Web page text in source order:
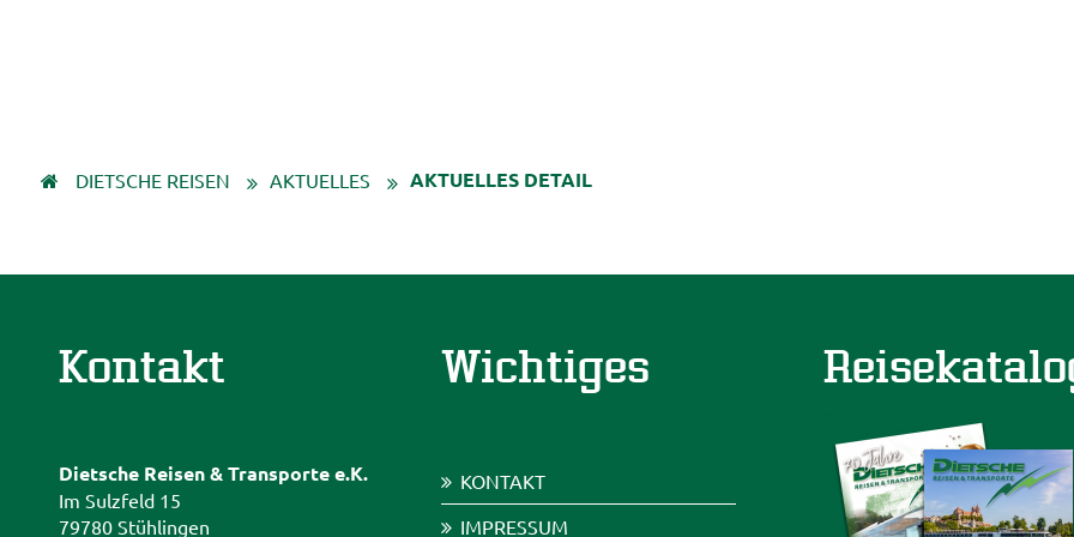
DIETSCHE REISEN AKTUELLES AKTUELLES DETAIL
Kontakt
Dietsche Reisen & Transporte e.K.
Im Sulzfeld 15
79780 Stühlingen
Wichtiges
KONTAKT
IMPRESSUM